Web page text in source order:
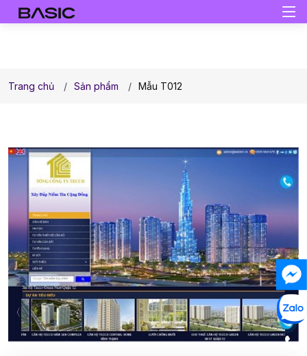
Trang chủ Sản phẩm Mẫu T012